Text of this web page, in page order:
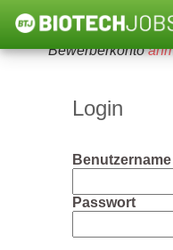
Um diese Funktion
Bewerberkonto
Login
Benutzername
Passwort